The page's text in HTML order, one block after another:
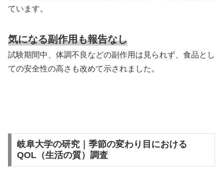
ています。
気になる副作用も報告なし
試験期間中、体調不良などの副作用は見られず、食品とし
ての安全性の高さも改めて示されました。
岐阜大学の研究｜季節の変わり目における
QOL（生活の質）調査